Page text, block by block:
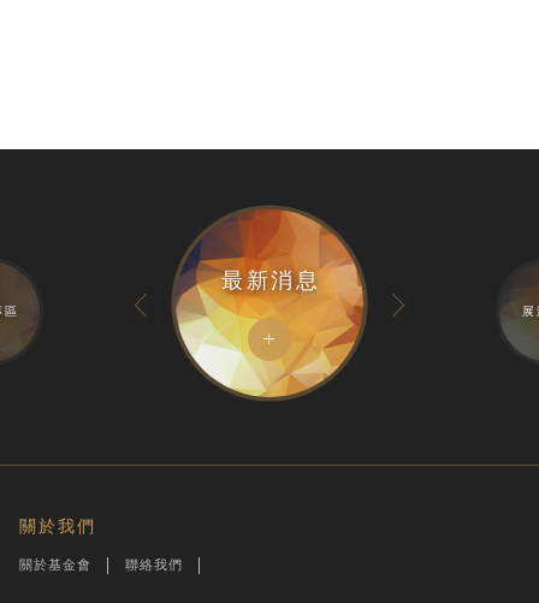
區
最新消息
關於我們
關於基金會 聯絡我們